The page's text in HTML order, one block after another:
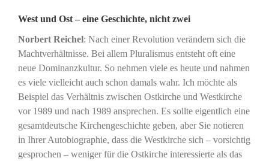
West und Ost – eine Geschichte, nicht zwei
Norbert Reichel: Nach einer Revolution verändern sich die
Machtverhältnisse. Bei allem Pluralismus entsteht oft eine
neue Dominanzkultur. So nehmen viele es heute und nahmen
es viele vielleicht auch schon damals wahr. Ich möchte als
Beispiel das Verhältnis zwischen Ostkirche und Westkirche
vor 1989 und nach 1989 ansprechen. Es sollte eigentlich eine
gesamtdeutsche Kirchengeschichte geben, aber Sie notieren
in Ihrer Autobiographie, dass die Westkirche sich – vorsichtig
gesprochen – weniger für die Ostkirche interessierte als das